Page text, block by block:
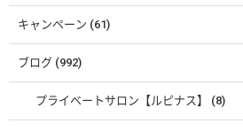
キャンペーン (61)
ブログ (992)
プライベートサロン【ルピナス】 (8)